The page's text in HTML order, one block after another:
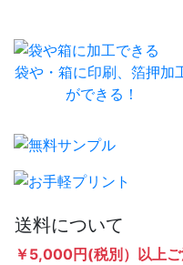
袋や・箱に印刷、箔押加
ができる！
送料について
￥5,000円(税別）以上